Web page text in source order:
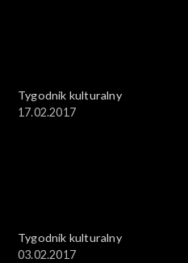
Tygodnik kulturalny
17.02.2017
Tygodnik kulturalny
03.02.2017